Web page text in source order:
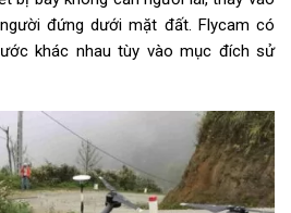
đứng dưới mặt đất. Flycam có
khác nhau tùy vào mục đích sử